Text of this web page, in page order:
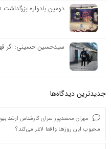
دومین یادواره
سیدحسین حسینی: اگر
جدیدترین دیدگاه‌‌ها
مهران محمدپور سرای کارشناس ارشد
محبوب این روزها واقعا لاغر می‌کند؟